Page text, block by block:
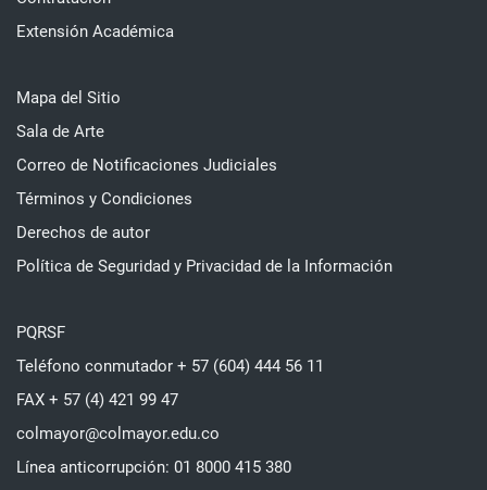
Extensión Académica
Mapa del Sitio
Sala de Arte
Correo de Notificaciones Judiciales
Términos y Condiciones
Derechos de autor
Política de Seguridad y Privacidad de la Información
PQRSF
Teléfono conmutador + 57 (604) 444 56 11
FAX + 57 (4) 421 99 47
colmayor@colmayor.edu.co
Línea anticorrupción: 01 8000 415 380